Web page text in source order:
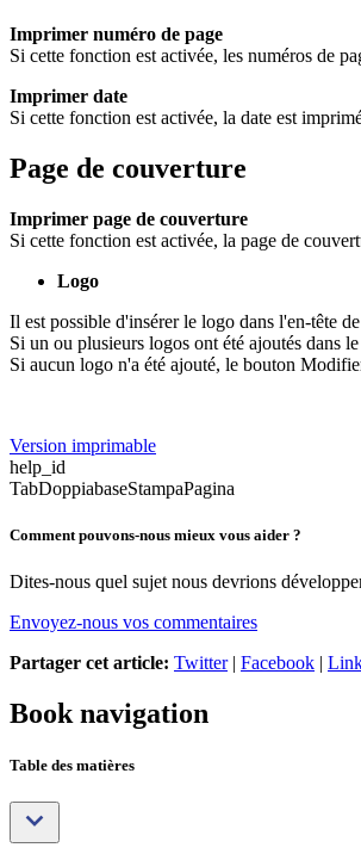
Imprimer numéro de page
Si cette fonction est activée, les numéros de
Imprimer date
Si cette fonction est activée, la date est
Page de couverture
Imprimer page de couverture
Si cette fonction est activée, la page de
Logo
Il est possible d'insérer le logo dans l'en-tête
Si un ou plusieurs logos ont été ajoutés dans
Si aucun logo n'a été ajouté, le bouton
Version imprimable
help_id
TabDoppiabaseStampaPagina
Comment pouvons-nous mieux vous aider ?
Dites-nous quel sujet nous devrions
Envoyez-nous vos commentaires
Partager cet article: Twitter| Facebook |
Book navigation
Table des matières